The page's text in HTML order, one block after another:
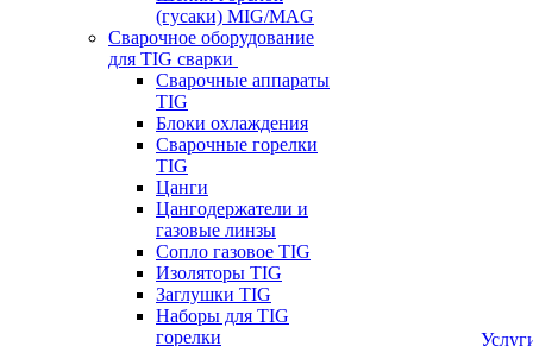
(гусаки) MIG/MAG
Сварочное оборудование
для TIG сварки
Сварочные аппараты
TIG
Блоки охлаждения
Сварочные горелки
TIG
Цанги
Цангодержатели и
газовые линзы
Сопло газовое TIG
Изоляторы TIG
Заглушки TIG
Наборы для TIG
горелки